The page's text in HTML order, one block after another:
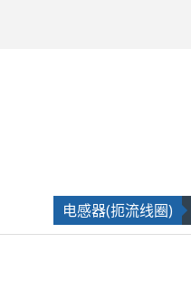
电感器(扼流线圈)